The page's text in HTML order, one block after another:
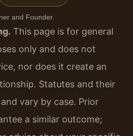
and Founder.
This page is for general
only and does not
nor does it create an
Statutes and their
vary by case. Prior
a similar outcome;